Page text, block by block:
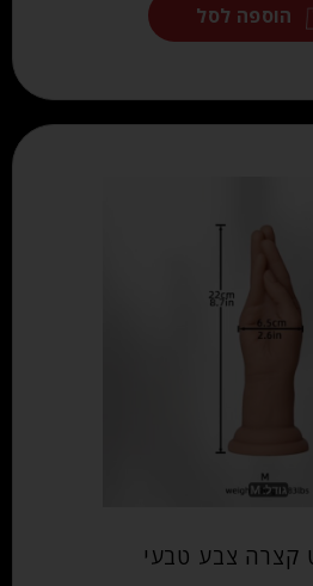
הוספה לסל
קצרה צבע טבעי